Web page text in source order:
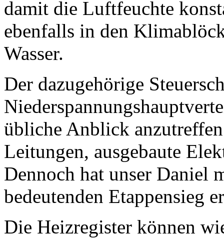
damit die Luftfeuchte
ebenfalls in den
Wasser.
Der dazugehörige
übliche Anblick
Leitungen, ausgebaute
Dennoch hat unser Daniel
bedeutenden Etappensieg
Die Heizregister können